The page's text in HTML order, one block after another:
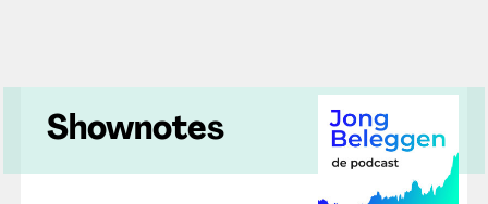
Shownotes